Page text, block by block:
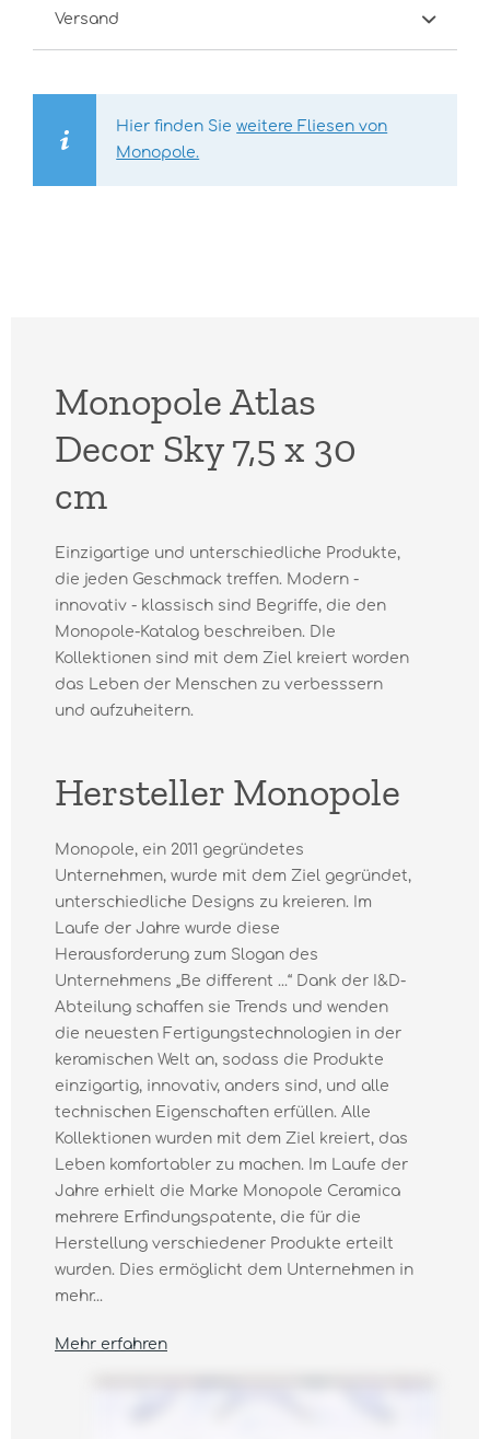
Versand
Hier finden Sieweitere Fliesen von
Monopole.
Monopole Atlas
Decor Sky 7,5 x 30
cm
Einzigartige und unterschiedliche Produkte,
die jeden Geschmack treffen. Modern -
innovativ - klassisch sind Begriffe, die den
Monopole-Katalog beschreiben. DIe
Kollektionen sind mit dem Ziel kreiert worden
das Leben der Menschen zu verbesssern
und aufzuheitern.
Hersteller Monopole
Monopole, ein 2011 gegründetes
Unternehmen, wurde mit dem Ziel gegründet,
unterschiedliche Designs zu kreieren. Im
Laufe der Jahre wurde diese
Herausforderung zum Slogan des
Unternehmens „Be diﬀerent ...“ Dank der I&D-
Abteilung schaffen sie Trends und wenden
die neuesten Fertigungstechnologien in der
keramischen Welt an, sodass die Produkte
einzigartig, innovativ, anders sind, und alle
technischen Eigenschaften erfüllen. Alle
Kollektionen wurden mit dem Ziel kreiert, das
Leben komfortabler zu machen. Im Laufe der
Jahre erhielt die Marke Monopole Ceramica
mehrere Erfindungspatente, die für die
Herstellung verschiedener Produkte erteilt
wurden. Dies ermöglicht dem Unternehmen in
mehr...
Mehr erfahren